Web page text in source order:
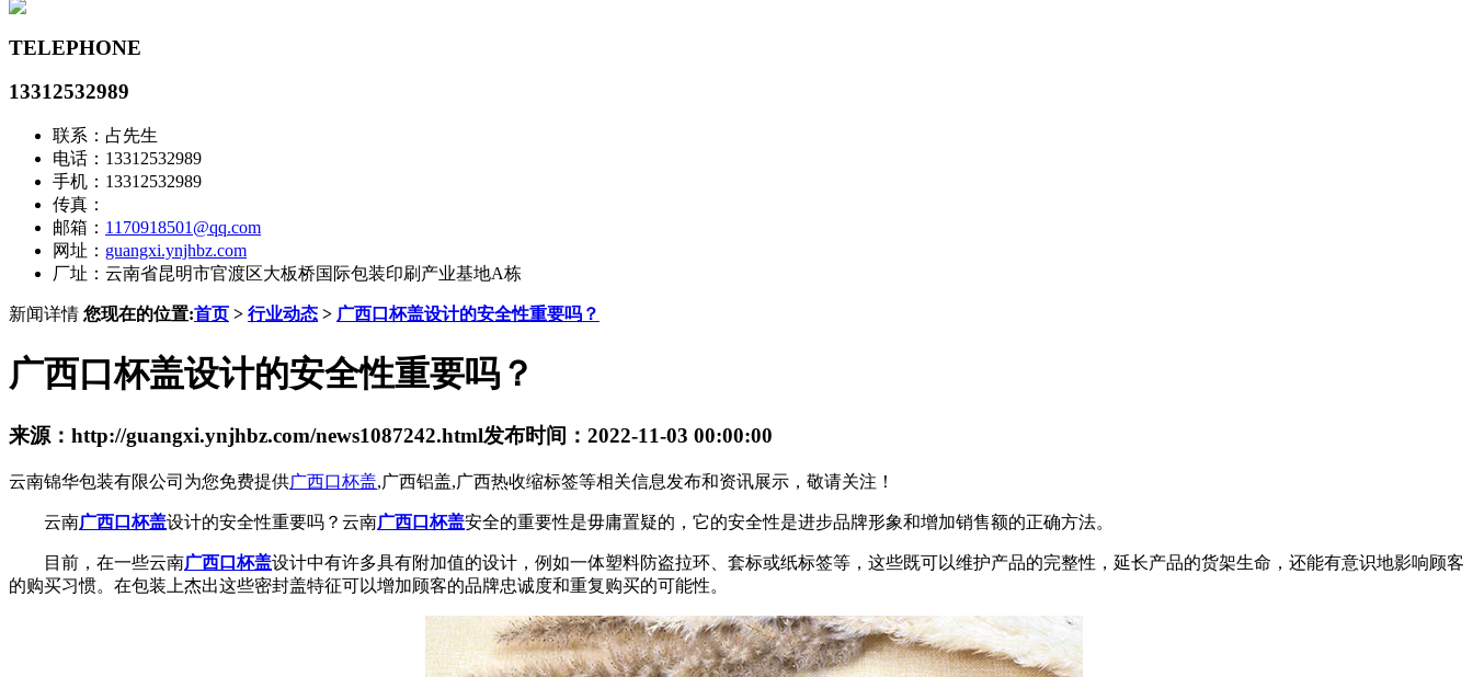
TELEPHONE
13312532989
联系：占先生
电话：13312532989
手机：13312532989
传真：
邮箱： 1170918501@qq.com
网址： guangxi.ynjhbz.com
厂址：云南省昆明市官渡区大板桥国际包装印刷产业基地A栋
新闻详情 您现在的位置:首页 > 行业动态 > 广西口杯盖设计的安全性重要吗？
广西口杯盖设计的安全性重要吗？
来源：http://guangxi.ynjhbz.com/news1087242.html发布时间：2022-11-03 00:00:00
云南锦华包装有限公司为您免费提供广西口杯盖,广西铝盖,广西热收缩标签等相关信息发布和资讯展示，敬请关注！
云南广西口杯盖设计的安全性重要吗？云南广西口杯盖安全的重要性是毋庸置疑的，它的安全性是进步品牌形象和增加销售额的正确方法。
目前，在一些云南广西口杯盖设计中有许多具有附加值的设计，例如一体塑料防盗拉环、套标或纸标签等，这些既可以维护产品的完整性，延长产品的货架生命，还能有意识地影响顾客
的购买习惯。在包装上杰出这些密封盖特征可以增加顾客的品牌忠诚度和重复购买的可能性。